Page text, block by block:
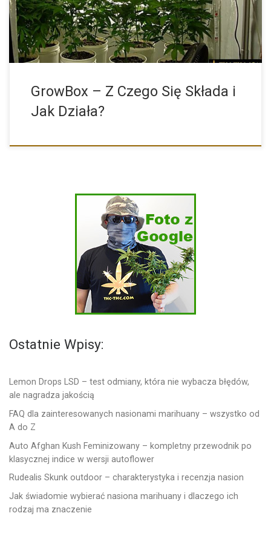
GrowBox – Z Czego Się Składa i
Jak Działa?
Ostatnie Wpisy:
Lemon Drops LSD – test odmiany, która nie wybacza błędów,
ale nagradza jakością
FAQ dla zainteresowanych nasionami marihuany – wszystko od
A do Z
Auto Afghan Kush Feminizowany – kompletny przewodnik po
klasycznej indice w wersji autoflower
Rudealis Skunk outdoor – charakterystyka i recenzja nasion
Jak świadomie wybierać nasiona marihuany i dlaczego ich
rodzaj ma znaczenie